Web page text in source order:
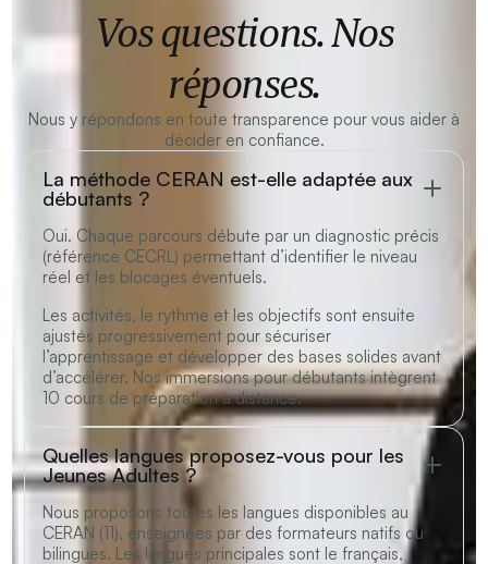
Vos questions. Nos
réponses.
Nous y répondons en toute transparence pour vous aider à
décider en confiance.
La méthode CERAN est-elle adaptée aux
débutants ?
Oui. Chaque parcours débute par un diagnostic précis
(référence CECRL) permettant d’identifier le niveau
réel et les blocages éventuels.
Les activités, le rythme et les objectifs sont ensuite
ajustés progressivement pour sécuriser
l’apprentissage et développer des bases solides avant
d’accélérer. Nos immersions pour débutants intègrent
10 cours de préparation à distance.
Quelles langues proposez-vous pour les
Jeunes Adultes ?
Nous proposons toutes les langues disponibles au
CERAN (11), enseignées par des formateurs natifs ou
bilingues. Les langues principales sont le français,